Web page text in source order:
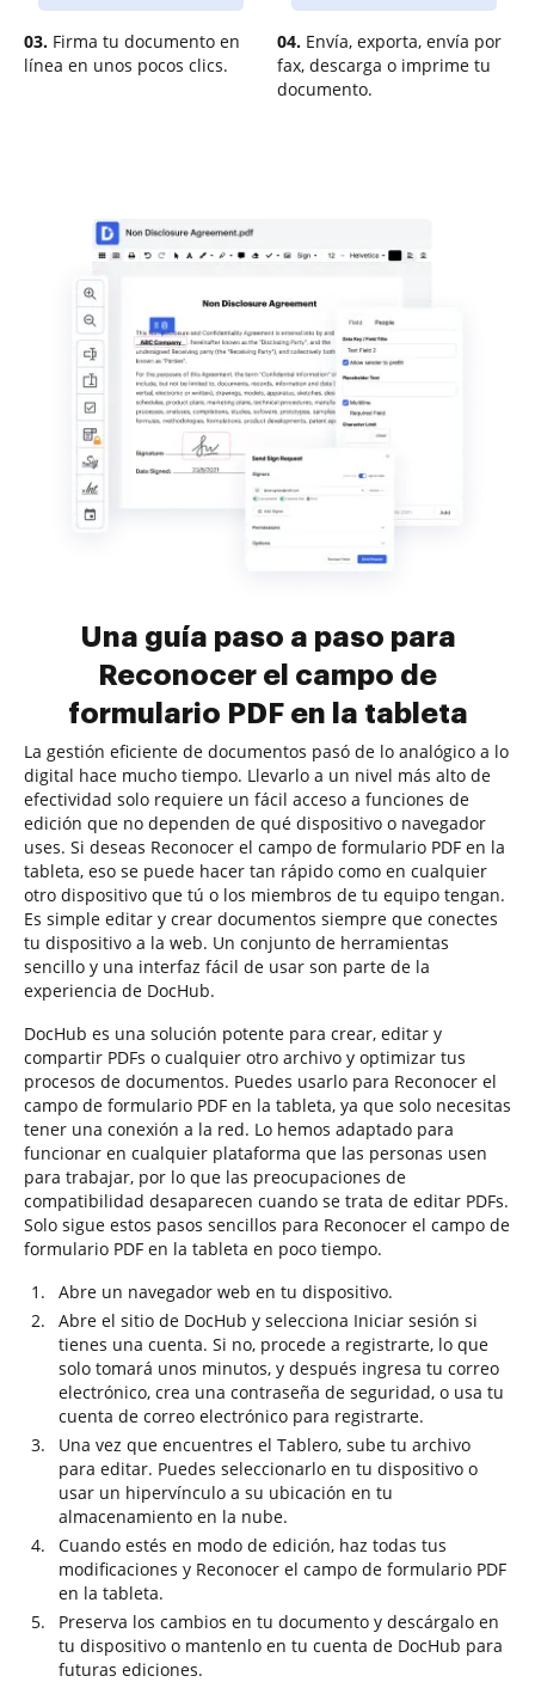
03. Firma tu documento en
línea en unos pocos clics.
04. Envía, exporta, envía por
fax, descarga o imprime tu
documento.
Una guía paso a paso para
Reconocer el campo de
formulario PDF en la tableta
La gestión eficiente de documentos pasó de lo analógico a lo
digital hace mucho tiempo. Llevarlo a un nivel más alto de
efectividad solo requiere un fácil acceso a funciones de
edición que no dependen de qué dispositivo o navegador
uses. Si deseas Reconocer el campo de formulario PDF en la
tableta, eso se puede hacer tan rápido como en cualquier
otro dispositivo que tú o los miembros de tu equipo tengan.
Es simple editar y crear documentos siempre que conectes
tu dispositivo a la web. Un conjunto de herramientas
sencillo y una interfaz fácil de usar son parte de la
experiencia de DocHub.
DocHub es una solución potente para crear, editar y
compartir PDFs o cualquier otro archivo y optimizar tus
procesos de documentos. Puedes usarlo para Reconocer el
campo de formulario PDF en la tableta, ya que solo necesitas
tener una conexión a la red. Lo hemos adaptado para
funcionar en cualquier plataforma que las personas usen
para trabajar, por lo que las preocupaciones de
compatibilidad desaparecen cuando se trata de editar PDFs.
Solo sigue estos pasos sencillos para Reconocer el campo de
formulario PDF en la tableta en poco tiempo.
Abre un navegador web en tu dispositivo.
Abre el sitio de DocHub y selecciona Iniciar sesión si
tienes una cuenta. Si no, procede a registrarte, lo que
solo tomará unos minutos, y después ingresa tu correo
electrónico, crea una contraseña de seguridad, o usa tu
cuenta de correo electrónico para registrarte.
Una vez que encuentres el Tablero, sube tu archivo
para editar. Puedes seleccionarlo en tu dispositivo o
usar un hipervínculo a su ubicación en tu
almacenamiento en la nube.
Cuando estés en modo de edición, haz todas tus
modificaciones y Reconocer el campo de formulario PDF
en la tableta.
Preserva los cambios en tu documento y descárgalo en
tu dispositivo o mantenlo en tu cuenta de DocHub para
futuras ediciones.